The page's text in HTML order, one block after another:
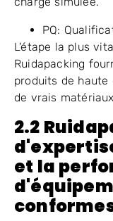
PQ:
L'étape la plus
Ruidapacking
produits de
de vrais
2.2
et la